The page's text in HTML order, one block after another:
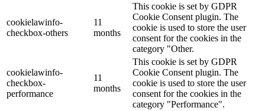
cookielawinfo-
checkbox-others
11
months
This cookie is set by GDPR
Cookie Consent plugin. The
cookie is used to store the user
consent for the cookies in the
category "Other.
cookielawinfo-
checkbox-
performance
11
months
This cookie is set by GDPR
Cookie Consent plugin. The
cookie is used to store the user
consent for the cookies in the
category "Performance".